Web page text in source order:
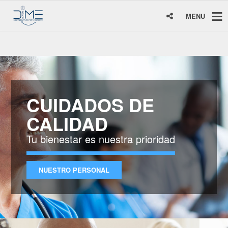
MENU
CUIDADOS DE
CALIDAD
Tu bienestar es nuestra prioridad
NUESTRO PERSONAL